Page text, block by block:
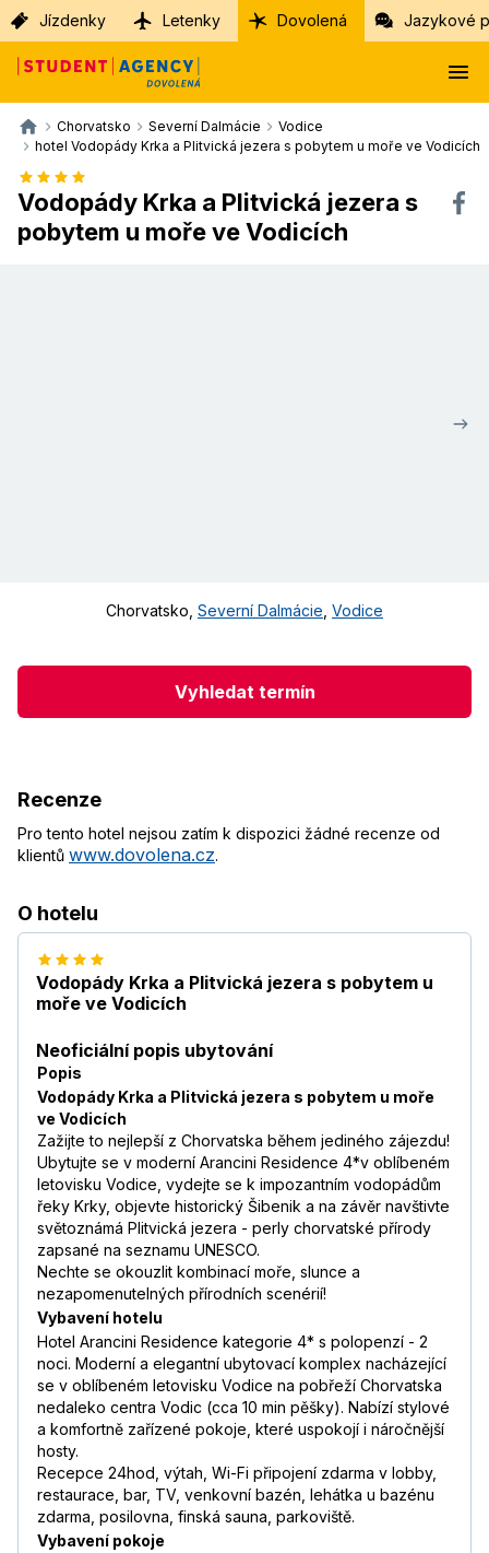
Jízdenky Letenky Dovolená Jazykové
Chorvatsko Severní Dalmácie
Vodice
hotel Vodopády Krka a Plitvická jezera s pobytem u moře ve Vodicích
Vodopády Krka a Plitvická jezera s
pobytem u moře ve Vodicích
Chorvatsko Severní Dalmácie Vodice
Vyhledat termín
Recenze
Pro tento hotel nejsou zatím k dispozici žádné recenze od
klientů www.dovolena.cz.
O hotelu
Vodopády Krka a Plitvická jezera s pobytem u
moře ve Vodicích
Neoficiální popis ubytování
Popis
Vodopády Krka a Plitvická jezera s pobytem u moře
ve Vodicích
Zažijte to nejlepší z Chorvatska během jediného zájezdu!
Ubytujte se v moderní Arancini Residence 4*v oblíbeném
letovisku Vodice, vydejte se k impozantním vodopádům
řeky Krky, objevte historický Šibenik a na závěr navštivte
světoznámá Plitvická jezera - perly chorvatské přírody
zapsané na seznamu UNESCO.
Nechte se okouzlit kombinací moře, slunce a
nezapomenutelných přírodních scenérií!
Vybavení hotelu
Hotel Arancini Residence kategorie 4* s polopenzí - 2
noci. Moderní a elegantní ubytovací komplex nacházející
se v oblíbeném letovisku Vodice na pobřeží Chorvatska
nedaleko centra Vodic (cca 10 min pěšky). Nabízí stylové
a komfortně zařízené pokoje, které uspokojí i náročnější
hosty.
Recepce 24hod, výtah, Wi-Fi připojení zdarma v lobby,
restaurace, bar, TV, venkovní bazén, lehátka u bazénu
zdarma, posilovna, finská sauna, parkoviště.
Vybavení pokoje